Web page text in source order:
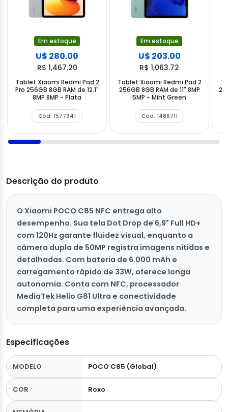
Em estoque
U$ 280.00
R$ 1,467.20
Tablet Xiaomi Redmi Pad 2
Pro 256GB 8GB RAM de 12.1"
8MP 8MP - Plata
Cód. 1577341
Em estoque
U$ 203.00
R$ 1,063.72
Tablet Xiaomi Redmi Pad 2
256GB 8GB RAM de 11" 8MP
5MP - Mint Green
Cód. 1486711
Descrição do produto
O Xiaomi POCO C85 NFC entrega alto
desempenho. Sua tela Dot Drop de 6,9" Full HD+
com 120Hz garante fluidez visual, enquanto a
câmera dupla de 50MP registra imagens nítidas e
detalhadas. Com bateria de 6.000 mAh e
carregamento rápido de 33W, oferece longa
autonomia. Conta com NFC, processador
MediaTek Helio G81 Ultra e conectividade
completa para uma experiência avançada.
Especificações
MODELO POCO C85 (Global)
COR Roxo